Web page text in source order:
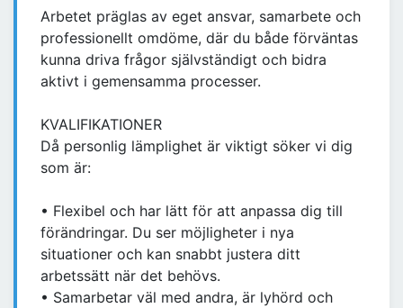
Arbetet präglas av eget ansvar, samarbete och
professionellt omdöme, där du både förväntas
kunna driva frågor självständigt och bidra
aktivt i gemensamma processer.
KVALIFIKATIONER
Då personlig lämplighet är viktigt söker vi dig
som är:
• Flexibel och har lätt för att anpassa dig till
förändringar. Du ser möjligheter i nya
situationer och kan snabbt justera ditt
arbetssätt när det behövs.
• Samarbetar väl med andra, är lyhörd och